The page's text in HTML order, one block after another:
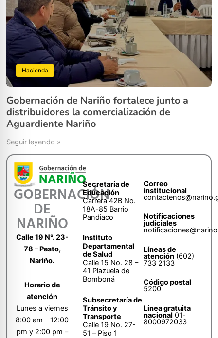
Hacienda
Gobernación de Nariño fortalece junto a
distribuidores la comercialización de
Aguardiente Nariño
Seguir leyendo »
GOBERNACIÓN
DE
NARIÑO
Calle 19 N°. 23-
78 – Pasto,
Nariño.
Horario de
atención
Lunes a viernes
8:00 am – 12:00
pm y 2:00 pm –
Secretaría de
Educación
Carrera 42B No.
18A-85 Barrio
Pandiaco
Instituto
Departamental
de Salud
Calle 15 No. 28 –
41 Plazuela de
Bomboná
Subsecretaría de
Tránsito y
Transporte
Calle 19 No. 27-
51 – Piso 1
Correo
institucional
Notificaciones
judiciales
Líneas de
atención (602)
733 2133
Código postal
5200
Línea gratuita
nacional 01-
8000972033